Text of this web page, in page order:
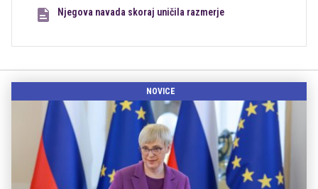
Njegova navada skoraj uničila razmerje
NOVICE